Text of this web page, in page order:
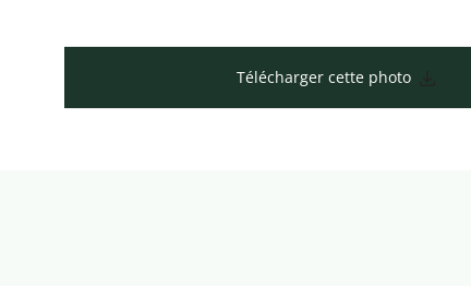
Télécharger cette photo